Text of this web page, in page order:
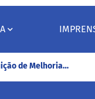
de Melhoria…